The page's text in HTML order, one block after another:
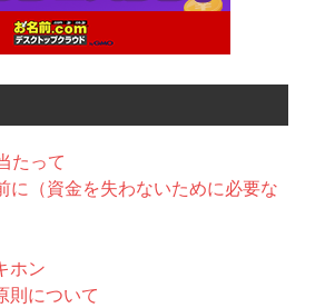
たって
に（資金を失わないために必要な
ホン
則について